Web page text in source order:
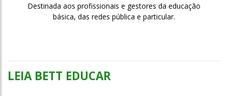
Destinada aos profissionais e gestores da educação
básica, das redes pública e particular.
LEIA BETT EDUCAR